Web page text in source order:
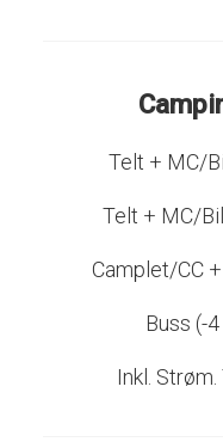
Telt + MC/
Telt + MC/
Camplet/CC
Buss (-
Inkl.